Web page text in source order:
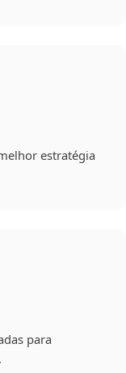
estratégia
para